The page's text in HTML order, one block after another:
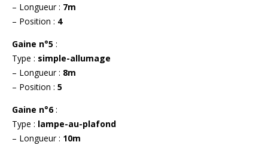
– Longueur : 7m
– Position : 4
Gaine n°5 :
Type : simple-allumage
– Longueur : 8m
– Position : 5
Gaine n°6:
Type : lampe-au-plafond
– Longueur : 10m